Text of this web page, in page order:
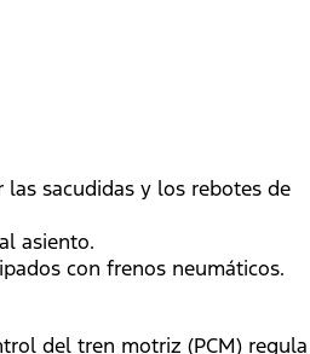
sacudidas y los rebotes de
asiento.
con frenos neumáticos.
del tren motriz (PCM) regula